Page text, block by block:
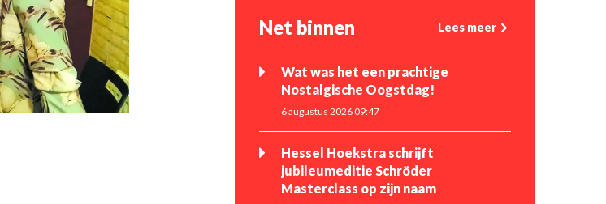
Net binnen Lees meer
Wat was het een prachtige
Nostalgische Oogstdag!
6 augustus 2026 09:47
Hessel Hoekstra schrijft
jubileumeditie Schröder
Masterclass op zijn naam